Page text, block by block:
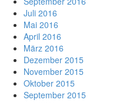
Juli 2016
Mai 2016
April 2016
März 2016
Dezember 2015
November 2015
Oktober 2015
September 2015